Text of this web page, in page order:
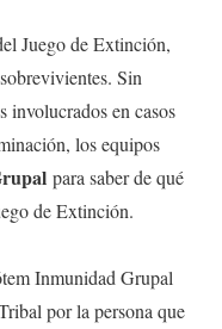
Juego de Extinción,
Sin
involucrados en casos
los equipos
para saber de qué
de Extinción.
Inmunidad Grupal
por la persona que